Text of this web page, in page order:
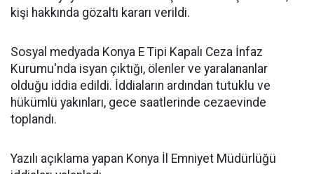
kişi hakkında gözaltı kararı verildi.
Sosyal medyada Konya E Tipi Kapalı Ceza İnfaz
Kurumu'nda isyan çıktığı, ölenler ve yaralananlar
olduğu iddia edildi. İddiaların ardından tutuklu ve
hükümlü yakınları, gece saatlerinde cezaevinde
toplandı.
Yazılı açıklama yapan Konya İl Emniyet Müdürlüğü